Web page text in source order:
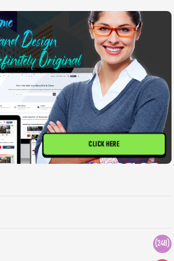
CLICK HERE
(248)